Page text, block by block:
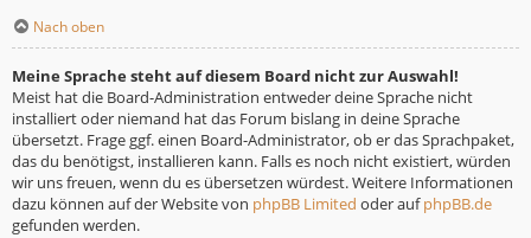
Nach oben
Meine Sprache steht auf diesem Board nicht zur Auswahl!
Meist hat die Board-Administration entweder deine Sprache nicht
installiert oder niemand hat das Forum bislang in deine Sprache
übersetzt. Frage ggf. einen Board-Administrator, ob er das Sprachpaket,
das du benötigst, installieren kann. Falls es noch nicht existiert, würden
wir uns freuen, wenn du es übersetzen würdest. Weitere Informationen
dazu können auf der Website von phpBB Limited oder aufphpBB.de
gefunden werden.